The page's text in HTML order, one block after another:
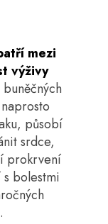
mezi
výživy
buněčných
působí
srdce,
prokrvení
bolestmi